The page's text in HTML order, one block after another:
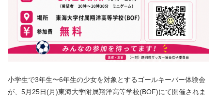
小学生で3年生〜6年生の少女を対象とするゴールキーパー体験会
が、5月25日(月)東海大学附属翔洋高等学校(BOF)にて開催されま